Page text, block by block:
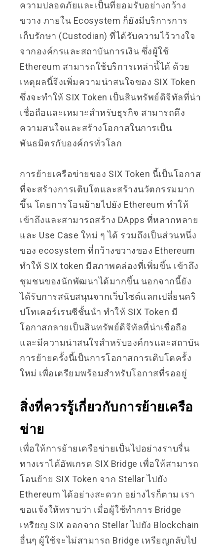
ความปลอดภัยและเป็นที่ยอมรับอย่างกว้าง
ขวาง ภายใน Ecosystem ก็ยังมีบริการการ
เก็บรักษา (Custodian) ที่ได้รับความไว้วางใจ
จากองค์กรและสถาบันการเงิน ซึ่งผู้ใช้
Ethereum สามารถใช้บริการเหล่านี้ได้ ด้วย
เหตุผลนี้จึงเพิ่มความน่าสนใจของ SIX Token
ซึ่งจะทำให้ SIX Token เป็นสินทรัพย์ดิจิทัลที่น่า
เชื่อถือและเหมาะสำหรับธุรกิจ สามารถดึง
ความสนใจและสร้างโอกาสในการเป็น
พันธมิตรกับองค์กรทั่วโลก
การย้ายเครือข่ายของ SIX Token นี้เป็นโอกาส
ที่จะสร้างการเติบโตและสร้างนวัตกรรมมาก
ขึ้น โดยการโอนย้ายไปยัง Ethereum ทำให้
เข้าถึงและสามารถสร้าง DApps ที่หลากหลาย
และ Use Case ใหม่ ๆ ได้ รวมถึงเป็นส่วนหนึ่ง
ของ ecosystem ที่กว้างขวางของ Ethereum
ทำให้ SIX token มีสภาพคล่องที่เพิ่มขึ้น เข้าถึง
ชุมชนของนักพัฒนาได้มากขึ้น นอกจากนี้ยัง
ได้รับการสนับสนุนจากเว็บไซต์แลกเปลี่ยนคริ
ปโทเคอร์เรนซีชั้นนำ ทำให้ SIX Token มี
โอกาสกลายเป็นสินทรัพย์ดิจิทัลที่น่าเชื่อถือ
และมีความน่าสนใจสำหรับองค์กรและสถาบัน
การย้ายครั้งนี้เป็นการโอกาสการเติบโตครั้ง
ใหม่ เพื่อเตรียมพร้อมสำหรับโอกาสที่รออยู่
สิ่งที่ควรรู้เกี่ยวกับการย้ายเครือ
ข่าย
เพื่อให้การย้ายเครือข่ายเป็นไปอย่างราบรื่น
ทางเราได้อัพเกรด SIX Bridge เพื่อให้สามารถ
โอนย้าย SIX Token จาก Stellar ไปยัง
Ethereum ได้อย่างสะดวก อย่างไรก็ตาม เรา
ขอแจ้งให้ทราบว่า เมื่อผู้ใช้ทำการ Bridge
เหรียญ SIX ออกจาก Stellar ไปยัง Blockchain
อื่นๆ ผู้ใช้จะไม่สามารถ Bridge เหรียญกลับไป